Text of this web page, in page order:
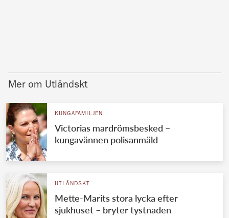
Mer om Utländskt
KUNGAFAMILJEN
Victorias mardrömsbesked –
kungavännen polisanmäld
UTLÄNDSKT
Mette-Marits stora lycka efter
sjukhuset – bryter tystnaden